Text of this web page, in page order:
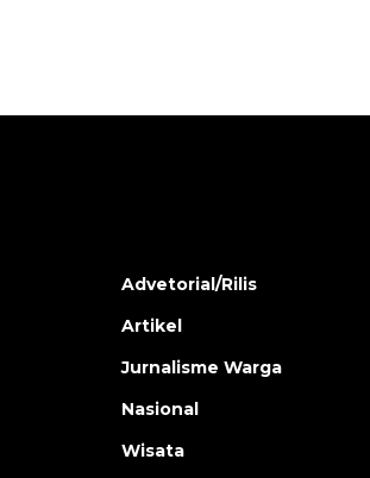
Advetorial/Rilis
Artikel
Jurnalisme Warga
Nasional
Wisata